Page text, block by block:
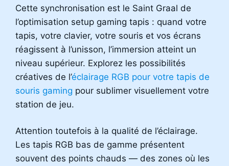
Cette synchronisation est le Saint Graal de
l’optimisation setup gaming tapis : quand votre
tapis, votre clavier, votre souris et vos écrans
réagissent à l’unisson, l’immersion atteint un
niveau supérieur. Explorez les possibilités
créatives de l’éclairage RGB pour votre tapis de
souris gaming pour sublimer visuellement votre
station de jeu.
Attention toutefois à la qualité de l’éclairage.
Les tapis RGB bas de gamme présentent
souvent des points chauds — des zones où les